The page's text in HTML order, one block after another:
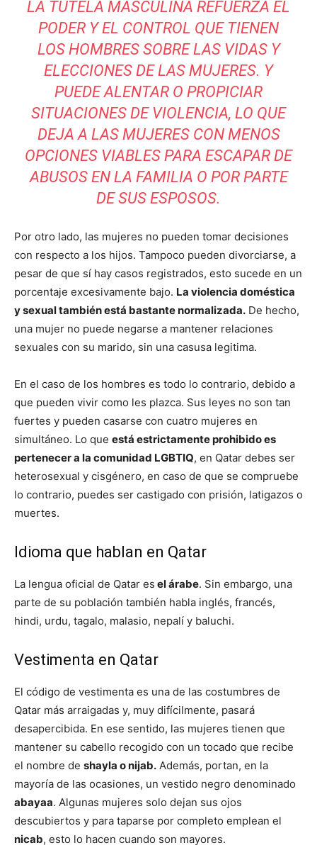
LA TUTELA MASCULINA REFUERZA EL
PODER Y EL CONTROL QUE TIENEN
LOS HOMBRES SOBRE LAS VIDAS Y
ELECCIONES DE LAS MUJERES. Y
PUEDE ALENTAR O PROPICIAR
SITUACIONES DE VIOLENCIA, LO QUE
DEJA A LAS MUJERES CON MENOS
OPCIONES VIABLES PARA ESCAPAR DE
ABUSOS EN LA FAMILIA O POR PARTE
DE SUS ESPOSOS.
Por otro lado, las mujeres no pueden tomar decisiones
con respecto a los hijos. Tampoco pueden divorciarse, a
pesar de que sí hay casos registrados, esto sucede en un
porcentaje excesivamente bajo. La violencia doméstica
y sexual también está bastante normalizada. De hecho,
una mujer no puede negarse a mantener relaciones
sexuales con su marido, sin una casusa legitima.
En el caso de los hombres es todo lo contrario, debido a
que pueden vivir como les plazca. Sus leyes no son tan
fuertes y pueden casarse con cuatro mujeres en
simultáneo. Lo que está estrictamente prohibido es
pertenecer a la comunidad LGBTIQ, en Qatar debes ser
heterosexual y cisgénero, en caso de que se compruebe
lo contrario, puedes ser castigado con prisión, latigazos o
muertes.
Idioma que hablan en Qatar
La lengua oficial de Qatar es el árabe. Sin embargo, una
parte de su población también habla inglés, francés,
hindi, urdu, tagalo, malasio, nepalí y baluchi.
Vestimenta en Qatar
El código de vestimenta es una de las costumbres de
Qatar más arraigadas y, muy difícilmente, pasará
desapercibida. En ese sentido, las mujeres tienen que
mantener su cabello recogido con un tocado que recibe
el nombre de shayla o nijab. Además, portan, en la
mayoría de las ocasiones, un vestido negro denominado
abayaa. Algunas mujeres solo dejan sus ojos
descubiertos y para taparse por completo emplean el
nicab, esto lo hacen cuando son mayores.